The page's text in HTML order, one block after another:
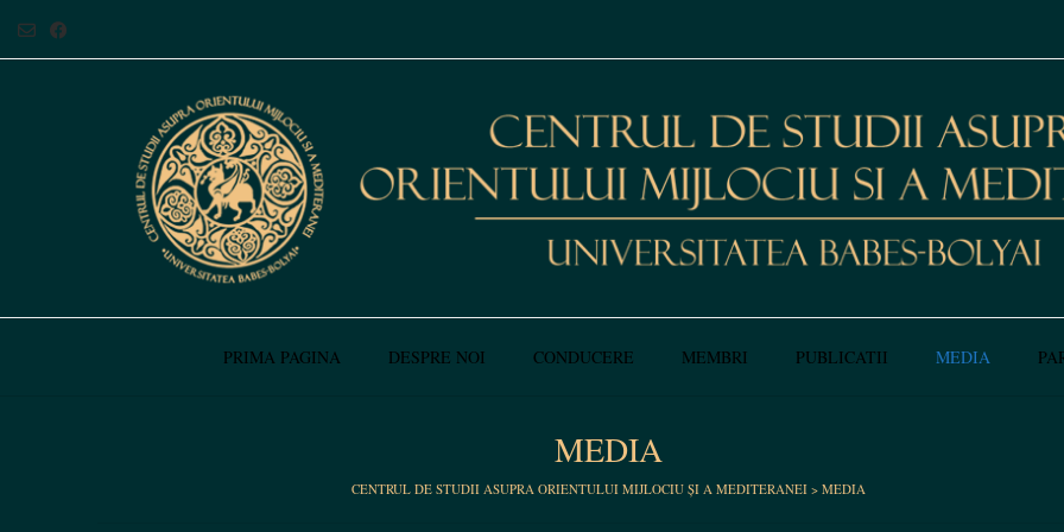
PRIMA PAGINA DESPRE NOI CONDUCERE MEMBRI PUBLICATII MEDIA
MEDIA
CENTRUL DE STUDII ASUPRA ORIENTULUI MIJLOCIU ȘI A MEDITERANEI>MEDIA